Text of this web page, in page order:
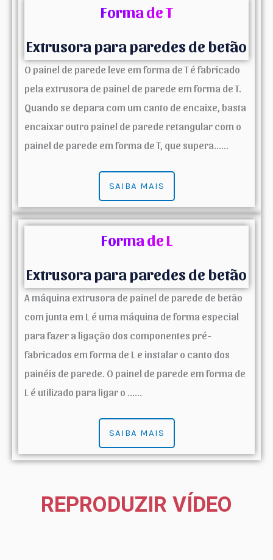
Forma de T
Extrusora para paredes de betão
O painel de parede leve em forma de T é fabricado
pela extrusora de painel de parede em forma de T.
Quando se depara com um canto de encaixe, basta
encaixar outro painel de parede retangular com o
painel de parede em forma de T, que supera......
SAIBA MAIS
Forma de L
Extrusora para paredes de betão
A máquina extrusora de painel de parede de betão
com junta em L é uma máquina de forma especial
para fazer a ligação dos componentes pré-
fabricados em forma de L e instalar o canto dos
painéis de parede. O painel de parede em forma de
L é utilizado para ligar o ......
SAIBA MAIS
REPRODUZIR VÍDEO